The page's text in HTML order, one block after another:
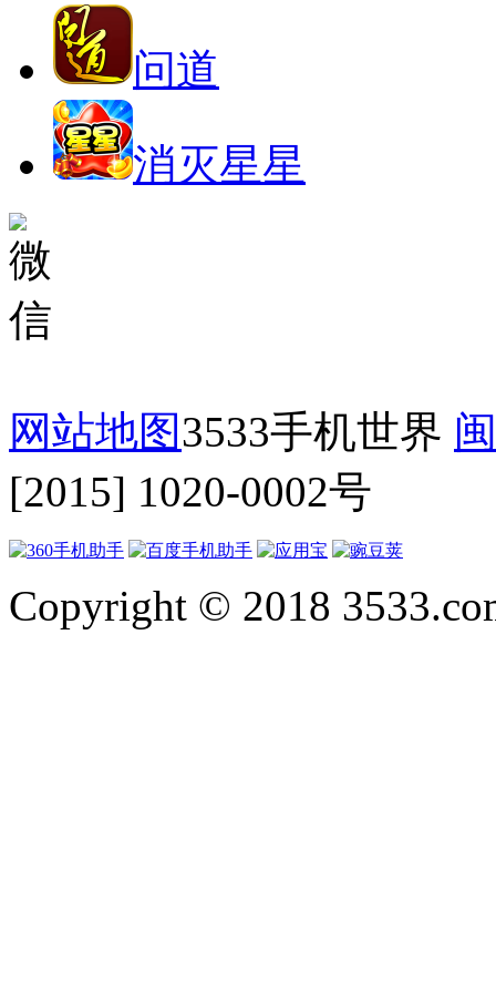
问道
消灭星星
网站地图3533手机世界
[2015] 1020-0002号
Copyright © 2018